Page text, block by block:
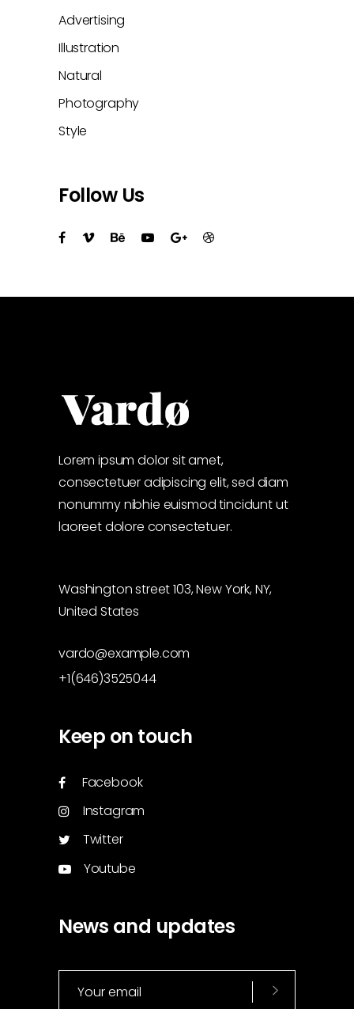
Advertising
Illustration
Natural
Photography
Style
Follow Us
Lorem ipsum dolor sit amet,
consectetuer adipiscing elit, sed diam
nonummy nibhie euismod tincidunt ut
laoreet dolore consectetuer.
Washington street 103, New York, NY,
United States
vardo@example.com
+1(646)3525044
Keep on touch
Facebook
Instagram
Twitter
Youtube
News and updates